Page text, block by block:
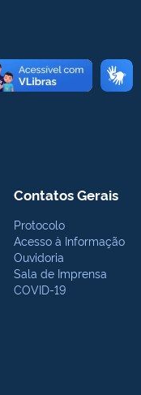
Contatos Gerais
Protocolo
Acesso à Informação
Ouvidoria
Sala de Imprensa
COVID-19